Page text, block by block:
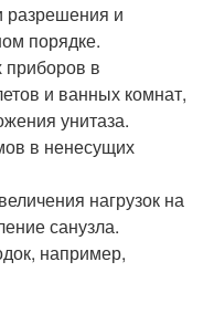
разрешения и
порядке.
приборов в
и ванных комнат,
унитаза.
в ненесущих
нагрузок на
санузла.
например,